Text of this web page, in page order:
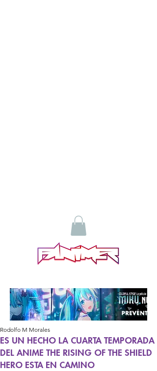
ES UN HECHO LA CUARTA TEMPORADA
DEL ANIME THE RISING OF THE SHIELD
HERO ESTA EN CAMINO
Rodolfo M Morales